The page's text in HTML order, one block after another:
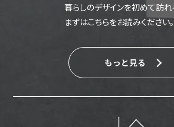
暮らしのデザインを初めて訪れ
まずはこちらをお読みください。
もっと見る